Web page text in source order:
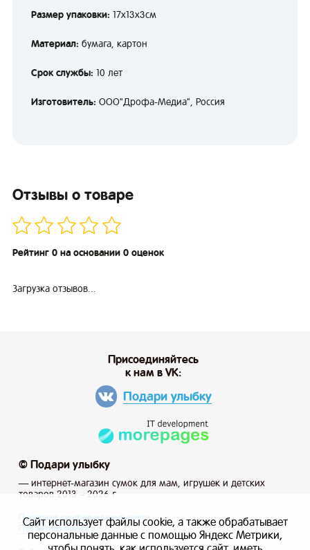
Размер упаковки: 17х13х3см
Материал: бумага, картон
Срок службы: 10 лет
Изготовитель: ООО"Дрофа-Медиа", Россия
Отзывы о товаре
Рейтинг 0 на основании 0 оценок
Загрузка отзывов...
© Подари улыбку
— интернет-магазин сумок для мам, игрушек и детских
товаров 2013 – 2026 г.
Присоединяйтесь
к нам в VK:
Подари улыбку
Политика конфиденциальности
Публичная оферта
Сайт использует файлы cookie, а также обрабатывает
персональные данные с помощью Яндекс Метрики,